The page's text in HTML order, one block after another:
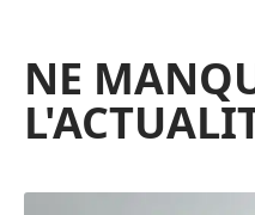
NE